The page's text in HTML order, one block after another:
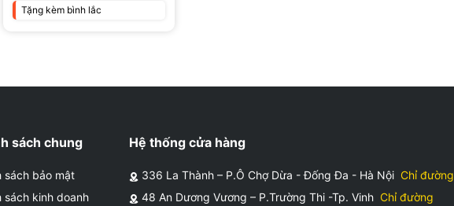
BCAA – EAA
Tặng kèm bình lắc
sách chung
sách bảo mật
sách kinh doanh
Hệ thống cửa hàng
336 La Thành – P.Ô Chợ Dừa - Đống Đa - Hà Nội Chỉ đường
48 An Dương Vương – P.Trường Thi -Tp. Vinh Chỉ đường